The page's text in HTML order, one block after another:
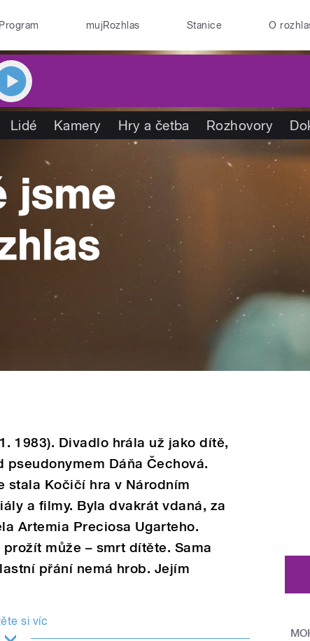
Program mujRozhlas Stanice O
Lidé Kamery Hry a četba Rozhovory
1983). Divadlo hrála už jako dítě,
Dáňa Čechová.
stala Kočičí hra v Národním
a filmy. Byla dvakrát vdaná, za
Artemia Preciosa Ugarteho.
může – smrt dítěte. Sama
přání nemá hrob. Jejím
si víc